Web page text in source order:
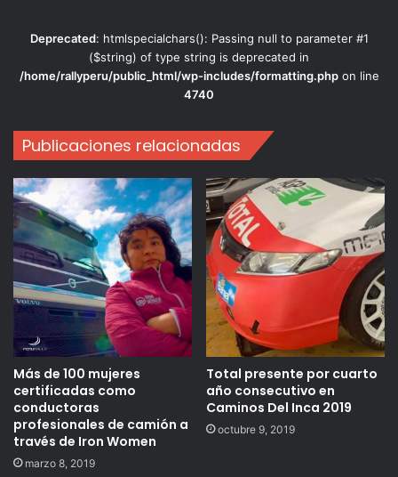
Deprecated: htmlspecialchars(): Passing null to parameter #1
($string) of type string is deprecated in
/home/rallyperu/public_html/wp-includes/formatting.phpon line
4740
Publicaciones relacionadas
Más de 100 mujeres
certificadas como
conductoras
profesionales de camión a
través de Iron Women
marzo 8, 2019
Total presente por cuarto
año consecutivo en
Caminos Del Inca 2019
octubre 9, 2019